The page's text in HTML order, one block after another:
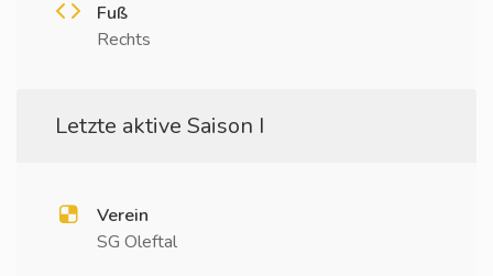
Fuß
Rechts
Letzte aktive Saison I
Verein
SG Oleftal